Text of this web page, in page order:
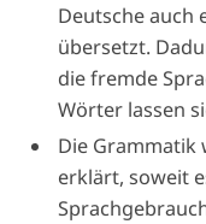
Deutsche auch
übersetzt.
die fremde
Wörter lassen
Die Grammatik
erklärt, soweit